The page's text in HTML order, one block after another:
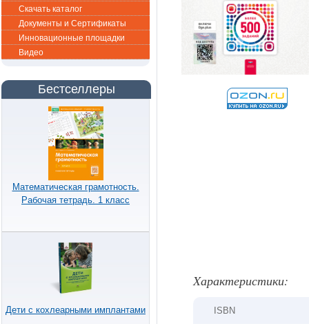
Скачать каталог
Документы и Сертификаты
Инновационные площадки
Видео
Бестселлеры
Математическая грамотность.
Рабочая тетрадь. 1 класс
Дети с кохлеарными имплантами
Xарактеристики:
ISBN